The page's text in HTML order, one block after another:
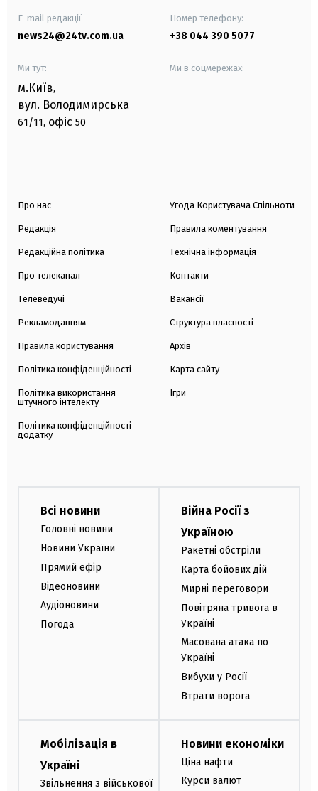
E-mail редакції
news24@24tv.com.ua
Номер телефону:
+38 044 390 5077
Ми тут:
м.Київ,
вул. Володимирська
61/11, офіс 50
Ми в соцмережах:
Про нас
Редакція
Редакційна політика
Про телеканал
Телеведучі
Рекламодавцям
Правила користування
Політика конфіденційності
Політика використання
штучного інтелекту
Політика конфіденційності
додатку
Угода Користувача Спільноти
Правила коментування
Технічна інформація
Контакти
Вакансії
Структура власності
Архів
Карта сайту
Ігри
Всі новини
Головні новини
Новини України
Прямий ефір
Відеоновини
Аудіоновини
Погода
Війна Росії з
Україною
Ракетні обстріли
Карта бойових дій
Мирні переговори
Повітряна тривога в
Україні
Масована атака по
Україні
Вибухи у Росії
Втрати ворога
Мобілізація в
Україні
Звільнення з військової
Новини економіки
Ціна нафти
Курси валют